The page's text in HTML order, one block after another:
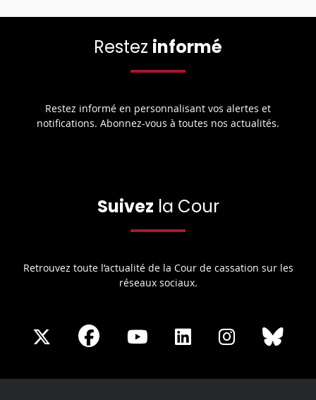
Restez informé
Restez informé en personnalisant vos alertes et
notifications. Abonnez-vous à toutes nos actualités.
Suivez la Cour
Retrouvez toute l’actualité de la Cour de cassation sur les
réseaux sociaux.
Share
X
Share
Facebook
Share
Youtube
Share
LinkedIn
Share
Instagram